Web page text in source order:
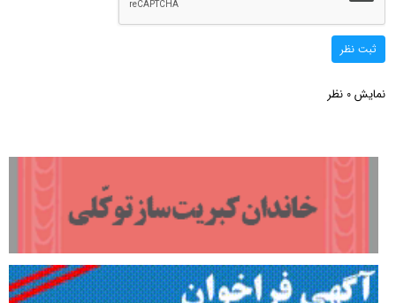
ثبت نظر
نمایش 0 نظر